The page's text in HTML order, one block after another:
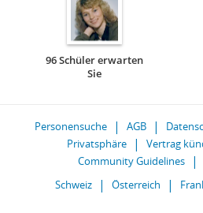
96 Schüler erwarten
Sie
Personensuche AGB
Privatsphäre
Vertrag
Community Guidelines
Schweiz
Österreich